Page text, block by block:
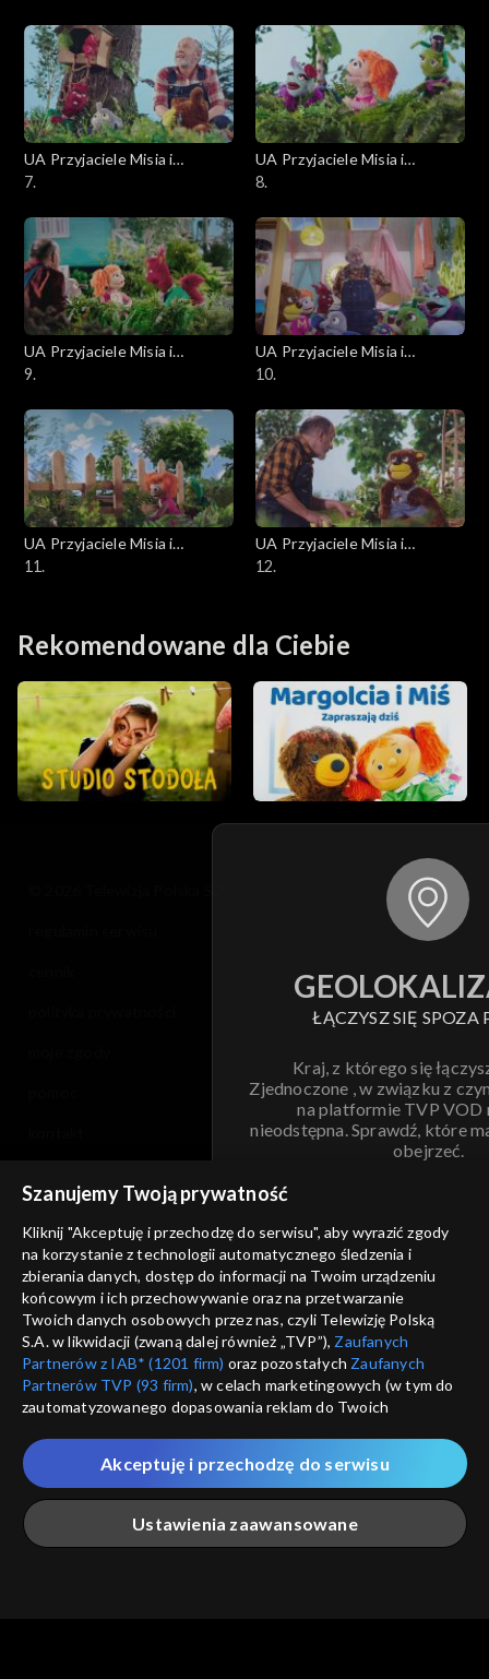
UA Przyjaciele Misia i
Margolci
7.
UA Przyjaciele Misia i
Margolci
8.
UA Przyjaciele Misia i
Margolci
9.
UA Przyjaciele Misia i
Margolci
10.
UA Przyjaciele Misia i
Margolci
11.
UA Przyjaciele Misia i
Margolci
12.
Rekomendowane dla Ciebie
ŁĄCZYSZ SIĘ SPOZA
Kraj, z którego się
Zjednoczone , w związku z
na platformie TVP VOD
nieodstępna. Sprawdź, które
obejrzeć.
ANULUJ
informacje o dostawcy usług
Szanujemy Twoją prywatność
Kliknij "Akceptuję i przechodzę do serwisu", aby wyrazić zgody
na korzystanie z technologii automatycznego śledzenia i
zbierania danych, dostęp do informacji na Twoim urządzeniu
końcowym i ich przechowywanie oraz na przetwarzanie
Twoich danych osobowych przez nas, czyli Telewizję Polską
S.A. w likwidacji (zwaną dalej również „TVP”), Zaufanych
Partnerów z IAB* (1201 firm) oraz pozostałych Zaufanych
Partnerów TVP (93 firm), w celach marketingowych (w tym do
zautomatyzowanego dopasowania reklam do Twoich
które wskazujemy poniżej, a także zgody na udostępnianie
przez nas identyfikatora PPID do Google.
Twoje dane osobowe zbierane podczas odwiedzania przez
Ciebie naszych
poszczególnych serwisówzwanych dalej
„Portalem”, w tym informacje zapisywane za pomocą
Ustawienia zaawansowane
Akceptuję i przechodzę do serwisu